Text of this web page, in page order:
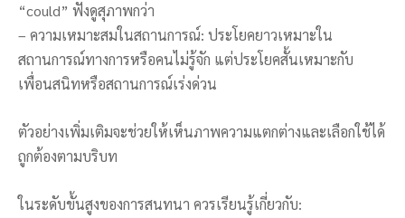
“could” ฟังดูสุภาพกว่า
– ความเหมาะสมในสถานการณ์: ประโยคยาวเหมาะใน
สถานการณ์ทางการหรือคนไม่รู้จัก แต่ประโยคสั้นเหมาะกับ
เพื่อนสนิทหรือสถานการณ์เร่งด่วน
ตัวอย่างเพิ่มเติมจะช่วยให้เห็นภาพความแตกต่างและเลือกใช้ได้
ถูกต้องตามบริบท
ในระดับขั้นสูงของการสนทนา ควรเรียนรู้เกี่ยวกับ: